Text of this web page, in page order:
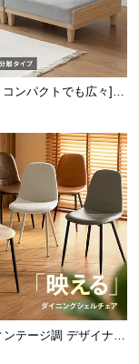
ーサービスま
めています。
コンパクトでも広々] 3
ベッド リクライニン
テージ調 デザイナー
ア